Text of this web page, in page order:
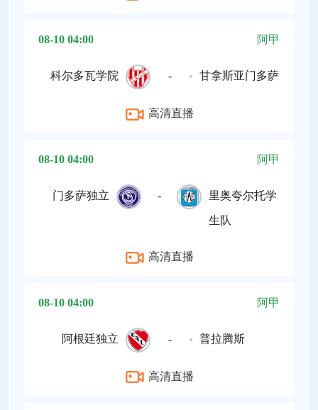
08-10 04:00 阿甲
科尔多瓦学院 - 甘拿斯亚门多萨
高清直播
08-10 04:00 阿甲
门多萨独立 - 里奥夸尔托学
生队
高清直播
08-10 04:00 阿甲
阿根廷独立 - 普拉腾斯
高清直播